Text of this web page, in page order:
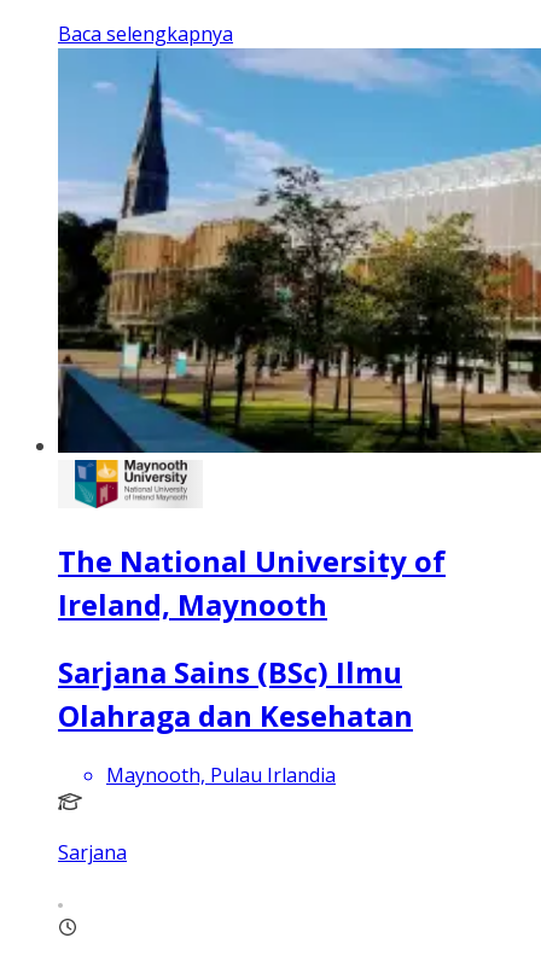
Baca selengkapnya
The National University of
Ireland, Maynooth
Sarjana Sains (BSc) Ilmu
Olahraga dan Kesehatan
Maynooth, Pulau Irlandia
Sarjana